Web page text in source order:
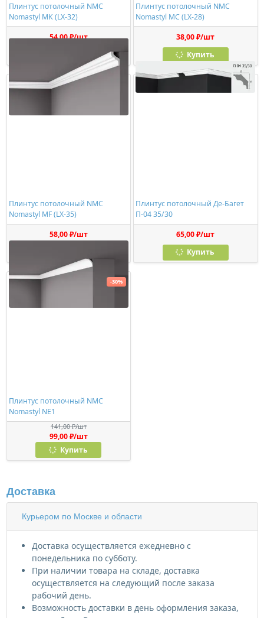
Плинтус потолочный NMC
Nomastyl MK (LX-32)
54,00 ₽/шт
Плинтус потолочный NMC
Nomastyl MC (LX-28)
38,00 ₽/шт
Купить
Плинтус потолочный NMC
Nomastyl MF (LX-35)
58,00 ₽/шт
Плинтус потолочный Де-Багет
П-04 35/30
65,00 ₽/шт
Купить
Плинтус потолочный NMC
Nomastyl NE1
141,00 ₽/шт
99,00 ₽/шт
Купить
-30%
Доставка
Курьером по Москве и области
Доставка осуществляется ежедневно с
понедельника по субботу.
При наличии товара на складе, доставка
осуществляется на следующий после заказа
рабочий день.
Возможность доставки в день оформления заказа,